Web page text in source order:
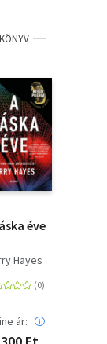
KÖNYV
éve
Hayes
ár: